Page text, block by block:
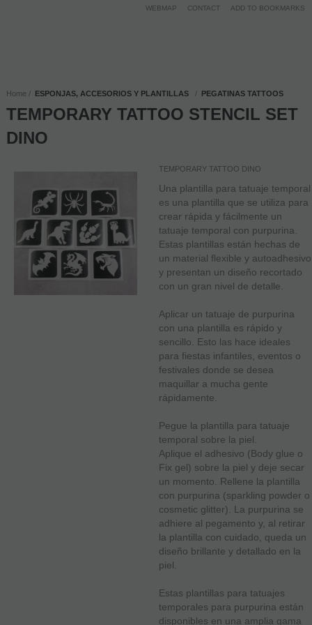
WEBMAP CONTACT ADD TO BOOKMARKS
Home ESPONJAS, ACCESORIOS Y PLANTILLAS PEGATINAS TATTOOS
TEMPORARY TATTOO STENCIL SET
DINO
TEMPORARY TATTOO DINO
Una plantilla para tatuaje temporal
es una plantilla que se utiliza para
crear rápida y fácilmente un
tatuaje temporal con purpurina.
Estas plantillas están hechas de
un material flexible y autoadhesivo
y presentan un diseño recortado
con un gran nivel de detalle.
Aplicar un tatuaje de purpurina
con una plantilla es rápido y
sencillo. Esto las hace ideales
para fiestas infantiles, eventos o
festivales donde se desea
maquillar a mucha gente
rápidamente.
Pegue la plantilla para tatuaje
temporal sobre la piel.
Aplique el adhesivo (Body glue o
Fix gel) sobre la piel y deje secar
un momento. Rellene la plantilla
con purpurina (sparkling powder o
cosmetic glitter). La purpurina se
adhiere al pegamento y, al retirar
la plantilla con cuidado, queda un
diseño brillante y detallado en la
piel.
Estas plantillas para tatuajes
temporales para purpurina están
disponibles en una amplia gama